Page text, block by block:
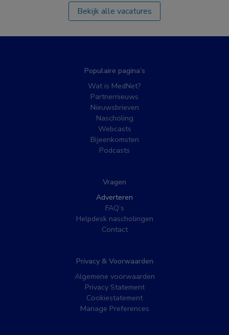
Bekijk alle vacatures
Populaire pagina’s
Wat is MedNet?
Partnernieuws
Nieuwsbrieven
Nascholing
Webcasts
Bijeenkomsten
Podcasts
Vragen
Adverteren
FAQ’s
Helpdesk nascholingen
Contact
Privacy & Voorwaarden
Algemene voorwaarden
Privacy Statement
Cookiestatement
Manage Preferences